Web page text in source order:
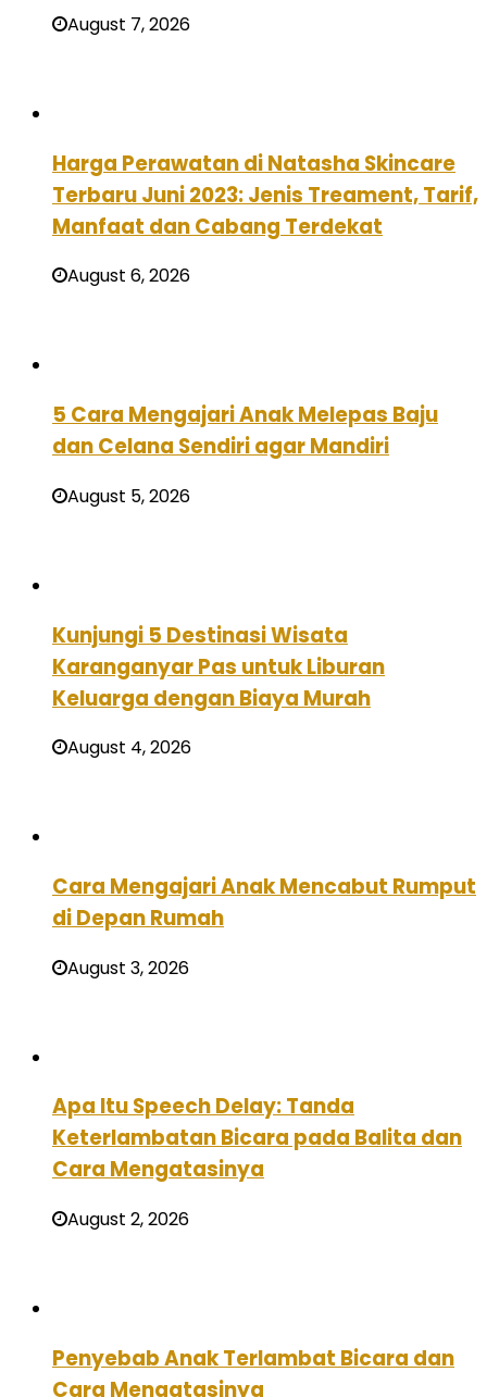
August 7, 2026
Harga Perawatan di Natasha Skincare
Terbaru Juni 2023: Jenis Treament, Tarif,
Manfaat dan Cabang Terdekat
August 6, 2026
5 Cara Mengajari Anak Melepas Baju
dan Celana Sendiri agar Mandiri
August 5, 2026
Kunjungi 5 Destinasi Wisata
Karanganyar Pas untuk Liburan
Keluarga dengan Biaya Murah
August 4, 2026
Cara Mengajari Anak Mencabut Rumput
di Depan Rumah
August 3, 2026
Apa Itu Speech Delay: Tanda
Keterlambatan Bicara pada Balita dan
Cara Mengatasinya
August 2, 2026
Penyebab Anak Terlambat Bicara dan
Cara Mengatasinya